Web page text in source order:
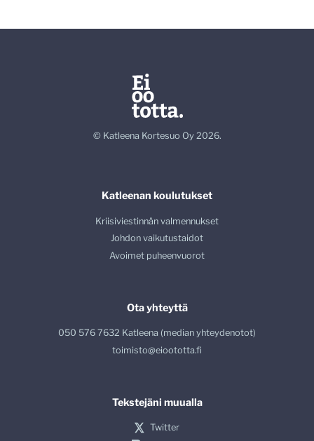
© Katleena Kortesuo Oy 2026.
Katleenan koulutukset
Kriisiviestinnän valmennukset
Johdon vaikutustaidot
Avoimet puheenvuorot
Ota yhteyttä
050 576 7632 Katleena (median yhteydenotot)
toimisto@eioototta.fi
Tekstejäni muualla
Twitter